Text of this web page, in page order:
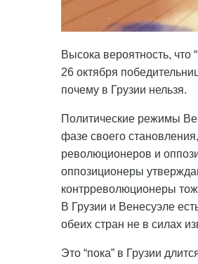
Высока вероятность, что
26 октября
почему в Грузии нельзя.
Политические режимы
фазе своего
революционеров и
оппозиционеры
контрреволюционеры
В Грузии и Венесуэле
обеих стран не в силах
Это “пока” в Грузии